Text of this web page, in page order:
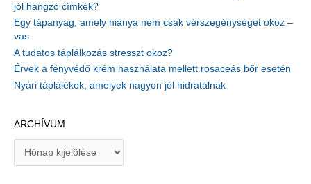
jól hangzó címkék?
Egy tápanyag, amely hiánya nem csak vérszegénységet okoz –
vas
A tudatos táplálkozás stresszt okoz?
Érvek a fényvédő krém használata mellett rosaceás bőr esetén
Nyári táplálékok, amelyek nagyon jól hidratálnak
ARCHÍVUM